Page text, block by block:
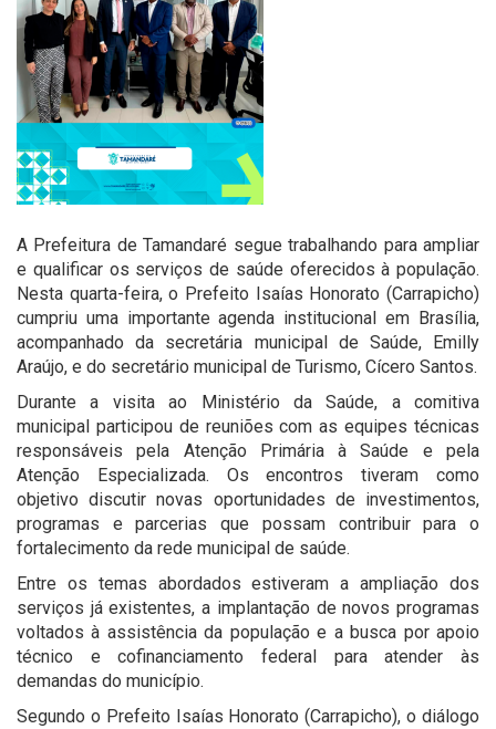
A Prefeitura de Tamandaré segue trabalhando para ampliar
e qualificar os serviços de saúde oferecidos à população.
Nesta quarta-feira, o Prefeito Isaías Honorato (Carrapicho)
cumpriu uma importante agenda institucional em Brasília,
acompanhado da secretária municipal de Saúde, Emilly
Araújo, e do secretário municipal de Turismo, Cícero Santos.
Durante a visita ao Ministério da Saúde, a comitiva
municipal participou de reuniões com as equipes técnicas
responsáveis pela Atenção Primária à Saúde e pela
Atenção Especializada. Os encontros tiveram como
objetivo discutir novas oportunidades de investimentos,
programas e parcerias que possam contribuir para o
fortalecimento da rede municipal de saúde.
Entre os temas abordados estiveram a ampliação dos
serviços já existentes, a implantação de novos programas
voltados à assistência da população e a busca por apoio
técnico e cofinanciamento federal para atender às
demandas do município.
Segundo o Prefeito Isaías Honorato (Carrapicho), o diálogo